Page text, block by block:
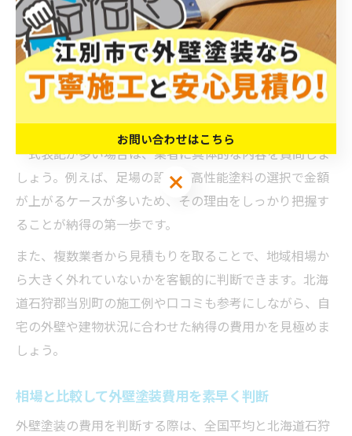
見積もりの内訳を細かく確認することが重要です。北海
道石狩郡当別町では、厳しい気候や寒暖差の影響で、耐
久性や防水性に優れた塗料・工法が求められるため、他
地域よりも費用が高くなりやすい傾向があります。
見積もりには「塗料費」「足場代」「下地補修費」など
の明細が記載されているかをチェックし、不明な項目や
一式表記が多い場合は、業者に具体的な内容を質問しま
しょう。例えば、足場の設置や高性能塗料の選択で金額
が上がるケースが多いため、その理由をしっかり把握す
ることが納得の第一歩です。
また、複数業者から見積もりを取ることで、地域相場か
ら大きく外れていないかを客観的に判断できます。北海
道石狩郡当別町の施工例や口コミも参考にしながら、自
宅の外壁や建物状況に合わせた納得の費用かを見極めま
しょう。
相場と比較して外壁塗装費用を素早く判断
外壁塗装の費用を判断する際は、全国平均と北海道石狩
お問い合わせはこちら
お問い合わせはこちら